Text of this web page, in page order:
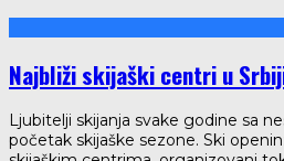
Najbliži skijaški centri u
Ljubitelji skijanja svake godine sa
početak skijaške sezone. Ski